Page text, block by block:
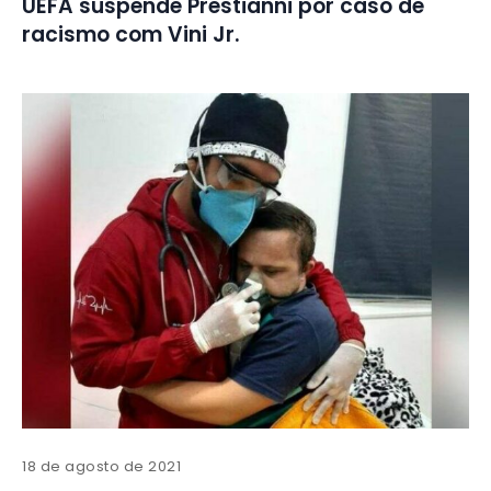
UEFA suspende Prestianni por caso de
racismo com Vini Jr.
18 de agosto de 2021